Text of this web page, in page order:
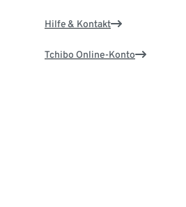
Hilfe & Kontakt
Tchibo Online-Konto